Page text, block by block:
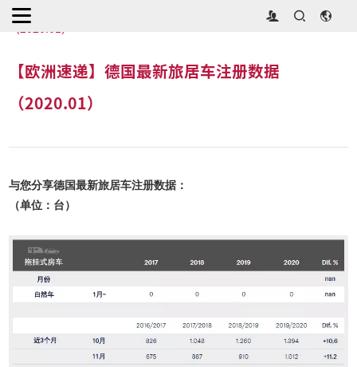
首页
【欧洲速递】德国最新旅居车注册数据
【欧洲速递】德国最新旅居车注册数据
（2020.01）
与您分享德国最新旅居车注册数据：
（单位：台）